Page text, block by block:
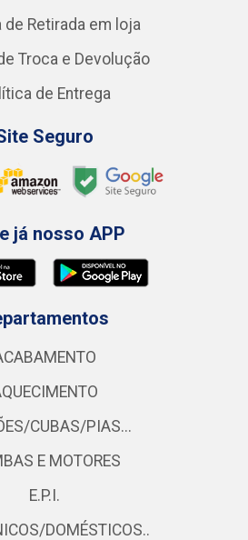
de Retirada em loja
Troca e Devolução
de Entrega
Seguro
já nosso APP
CUBAS/PIAS...
E MOTORES
E.P.I.
DOMÉSTICOS..